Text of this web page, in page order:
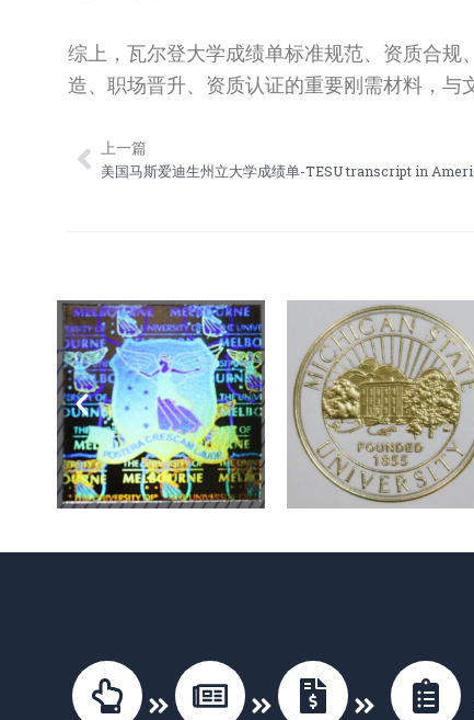
综上，瓦尔登大学成绩单标准规范、资质合
造、职场晋升、资质认证的重要刚需材料，与
Prev
上一篇
美国马斯爱迪生州立大学成绩单-TESU transcript in